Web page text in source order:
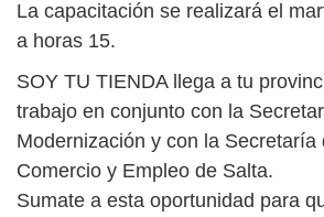
La capacitación se realizará el
a horas 15.
SOY TU TIENDA llega a tu
trabajo en conjunto con la
Modernización y con la Secretaría
Comercio y Empleo de Salta.
Sumate a esta oportunidad para